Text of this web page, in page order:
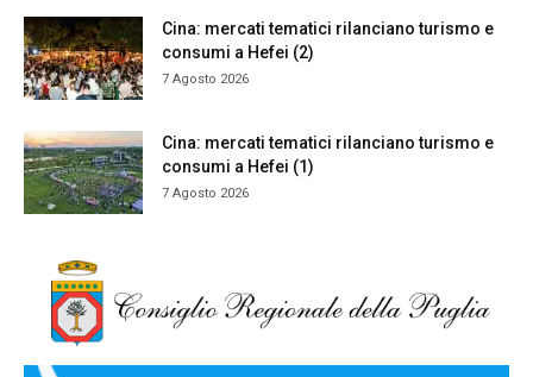
Cina: mercati tematici rilanciano turismo e
consumi a Hefei (2)
7 Agosto 2026
Cina: mercati tematici rilanciano turismo e
consumi a Hefei (1)
7 Agosto 2026